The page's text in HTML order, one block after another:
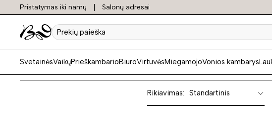
Pristatymas iki namų Salonų adresai
Prekių
paieška
SvetainėsVaikųPrieškambarioBiuroVirtuvėsMiegamojoVonios kambarys
Komodos
Rikiavimas: Standartinis